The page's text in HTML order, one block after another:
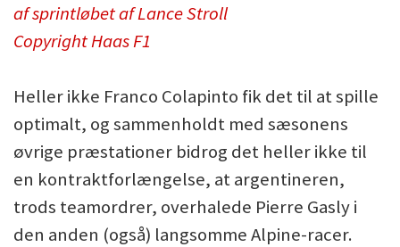
af sprintløbet af Lance Stroll
Copyright Haas F1
Heller ikke Franco Colapinto fik det til at spille
optimalt, og sammenholdt med sæsonens
øvrige præstationer bidrog det heller ikke til
en kontraktforlængelse, at argentineren,
trods teamordrer, overhalede Pierre Gasly i
den anden (også) langsomme Alpine-racer.